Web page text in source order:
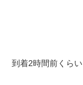
到着2時間前くらい